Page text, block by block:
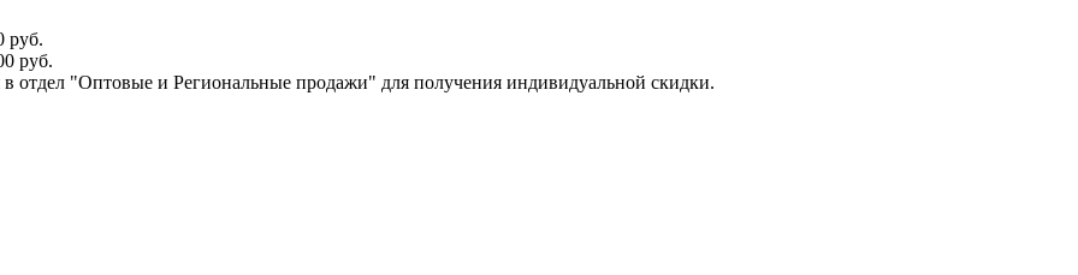
руб.
руб.
отдел "Оптовые и Региональные продажи" для получения индивидуальной скидки.